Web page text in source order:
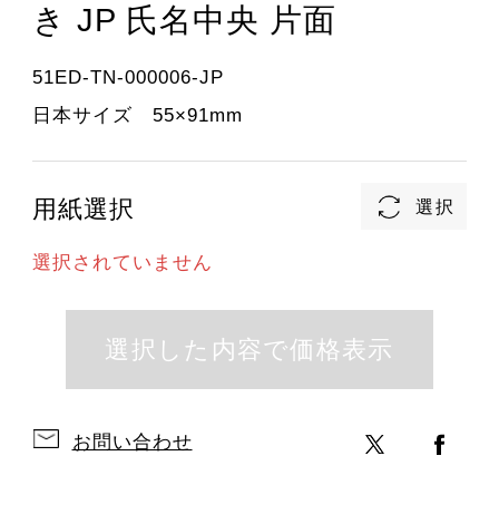
き JP 氏名中央 片面
51ED-TN-000006-JP
日本サイズ 55×91mm
用紙選択
選択されていません
お問い合わせ